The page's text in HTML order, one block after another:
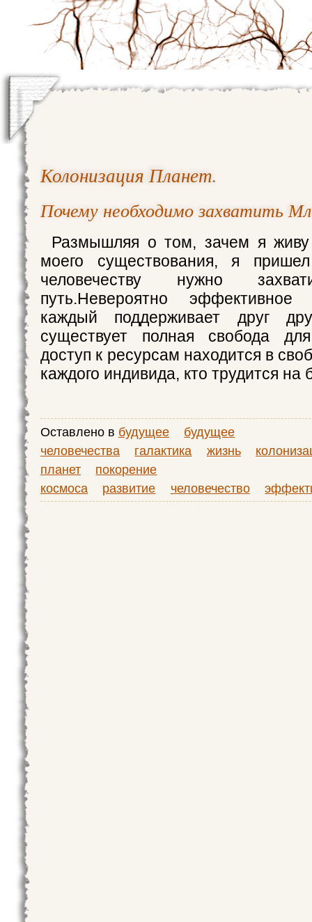
Колонизация Планет.
Почему необходимо захватить
Размышляя о том, зачем я
моего существования, я
человечеству нужно
путь.Невероятно
каждый поддерживает друг
существует полная свобода
доступ к ресурсам находится в
каждого индивида, кто трудится на
Оставлено в будущее
будущее
человечества
галактика жизнь
планет
покорение
космоса
развитие человечество